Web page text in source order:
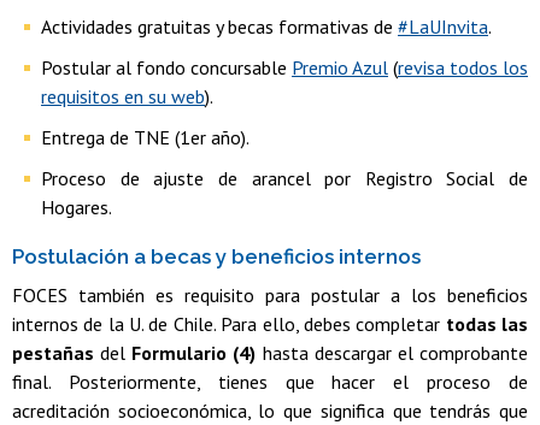
Actividades gratuitas y becas formativas de #LaUInvita.
Postular al fondo concursable Premio Azul (revisa todos los
requisitos en su web).
Entrega de TNE (1er año).
Proceso de ajuste de arancel por Registro Social de
Hogares.
Postulación a becas y beneficios internos
FOCES también es requisito para postular a los beneficios
internos de la U. de Chile. Para ello, debes completar todas las
pestañas del Formulario (4) hasta descargar el comprobante
final. Posteriormente, tienes que hacer el proceso de
acreditación socioeconómica, lo que significa que tendrás que